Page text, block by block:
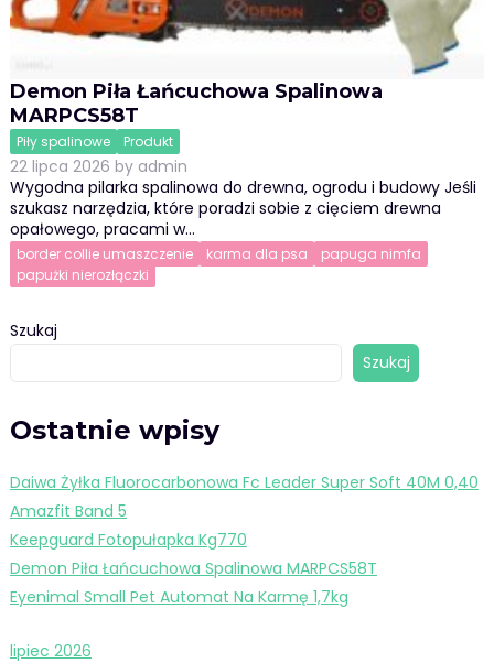
Demon Piła Łańcuchowa Spalinowa
MARPCS58T
Piły spalinowe Produkt
22 lipca 2026 by admin
Wygodna pilarka spalinowa do drewna, ogrodu i budowy Jeśli
szukasz narzędzia, które poradzi sobie z cięciem drewna
opałowego, pracami w…
border collie umaszczenie karma dla psa
papuga nimfa
papużki nierozłączki
Szukaj
Szukaj
Ostatnie wpisy
Daiwa Żyłka Fluorocarbonowa Fc Leader Super Soft 40M 0,40
Amazfit Band 5
Keepguard Fotopułapka Kg770
Demon Piła Łańcuchowa Spalinowa MARPCS58T
Eyenimal Small Pet Automat Na Karmę 1,7kg
lipiec 2026